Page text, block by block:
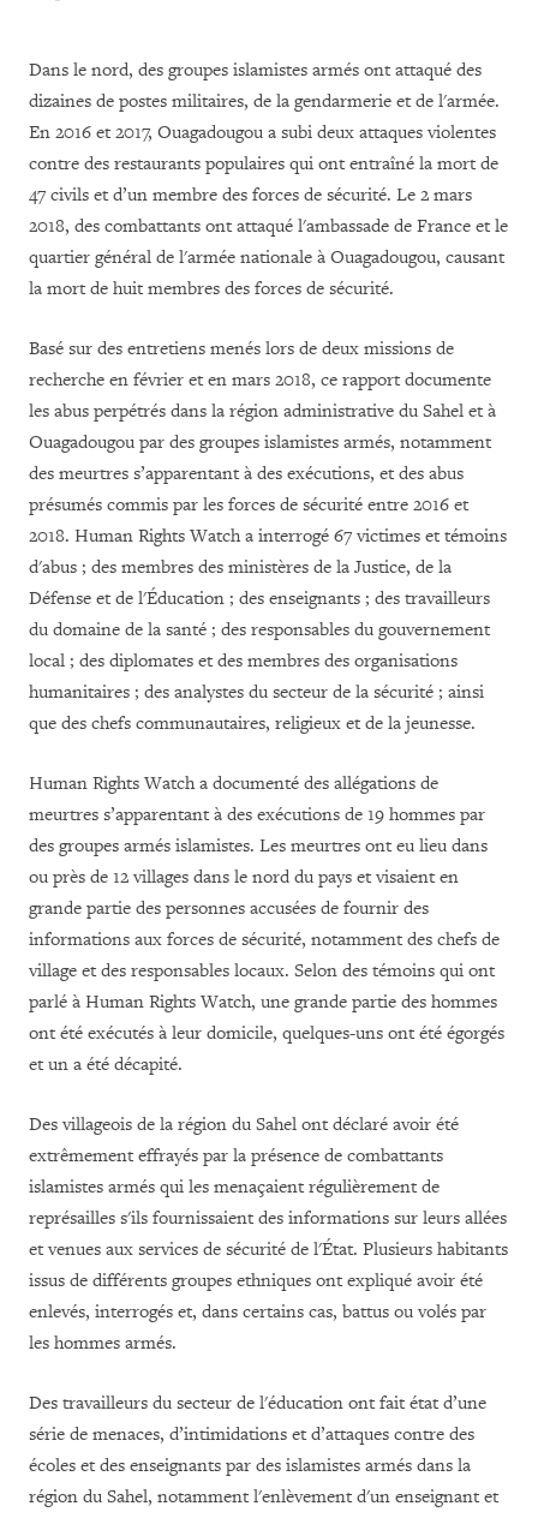
Dans le nord, des groupes islamistes armés ont attaqué des
dizaines de postes militaires, de la gendarmerie et de l'armée.
En 2016 et 2017, Ouagadougou a subi deux attaques violentes
contre des restaurants populaires qui ont entraîné la mort de
47 civils et d’un membre des forces de sécurité. Le 2 mars
2018, des combattants ont attaqué l'ambassade de France et le
quartier général de l'armée nationale à Ouagadougou, causant
la mort de huit membres des forces de sécurité.
Basé sur des entretiens menés lors de deux missions de
recherche en février et en mars 2018, ce rapport documente
les abus perpétrés dans la région administrative du Sahel et à
Ouagadougou par des groupes islamistes armés, notamment
des meurtres s’apparentant à des exécutions, et des abus
présumés commis par les forces de sécurité entre 2016 et
2018. Human Rights Watch a interrogé 67 victimes et témoins
d'abus ; des membres des ministères de la Justice, de la
Défense et de l'Éducation ; des enseignants ; des travailleurs
du domaine de la santé ; des responsables du gouvernement
local ; des diplomates et des membres des organisations
humanitaires ; des analystes du secteur de la sécurité ; ainsi
que des chefs communautaires, religieux et de la jeunesse.
Human Rights Watch a documenté des allégations de
meurtres s’apparentant à des exécutions de 19 hommes par
des groupes armés islamistes. Les meurtres ont eu lieu dans
ou près de 12 villages dans le nord du pays et visaient en
grande partie des personnes accusées de fournir des
informations aux forces de sécurité, notamment des chefs de
village et des responsables locaux. Selon des témoins qui ont
parlé à Human Rights Watch, une grande partie des hommes
ont été exécutés à leur domicile, quelques-uns ont été égorgés
et un a été décapité.
Des villageois de la région du Sahel ont déclaré avoir été
extrêmement effrayés par la présence de combattants
islamistes armés qui les menaçaient régulièrement de
représailles s'ils fournissaient des informations sur leurs allées
et venues aux services de sécurité de l'État. Plusieurs habitants
issus de différents groupes ethniques ont expliqué avoir été
enlevés, interrogés et, dans certains cas, battus ou volés par
les hommes armés.
Des travailleurs du secteur de l'éducation ont fait état d’une
série de menaces, d’intimidations et d’attaques contre des
écoles et des enseignants par des islamistes armés dans la
région du Sahel, notamment l'enlèvement d'un enseignant et